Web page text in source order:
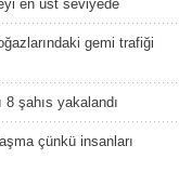
en üst seviyede
gemi trafiği
şahıs yakalandı
çünkü insanları